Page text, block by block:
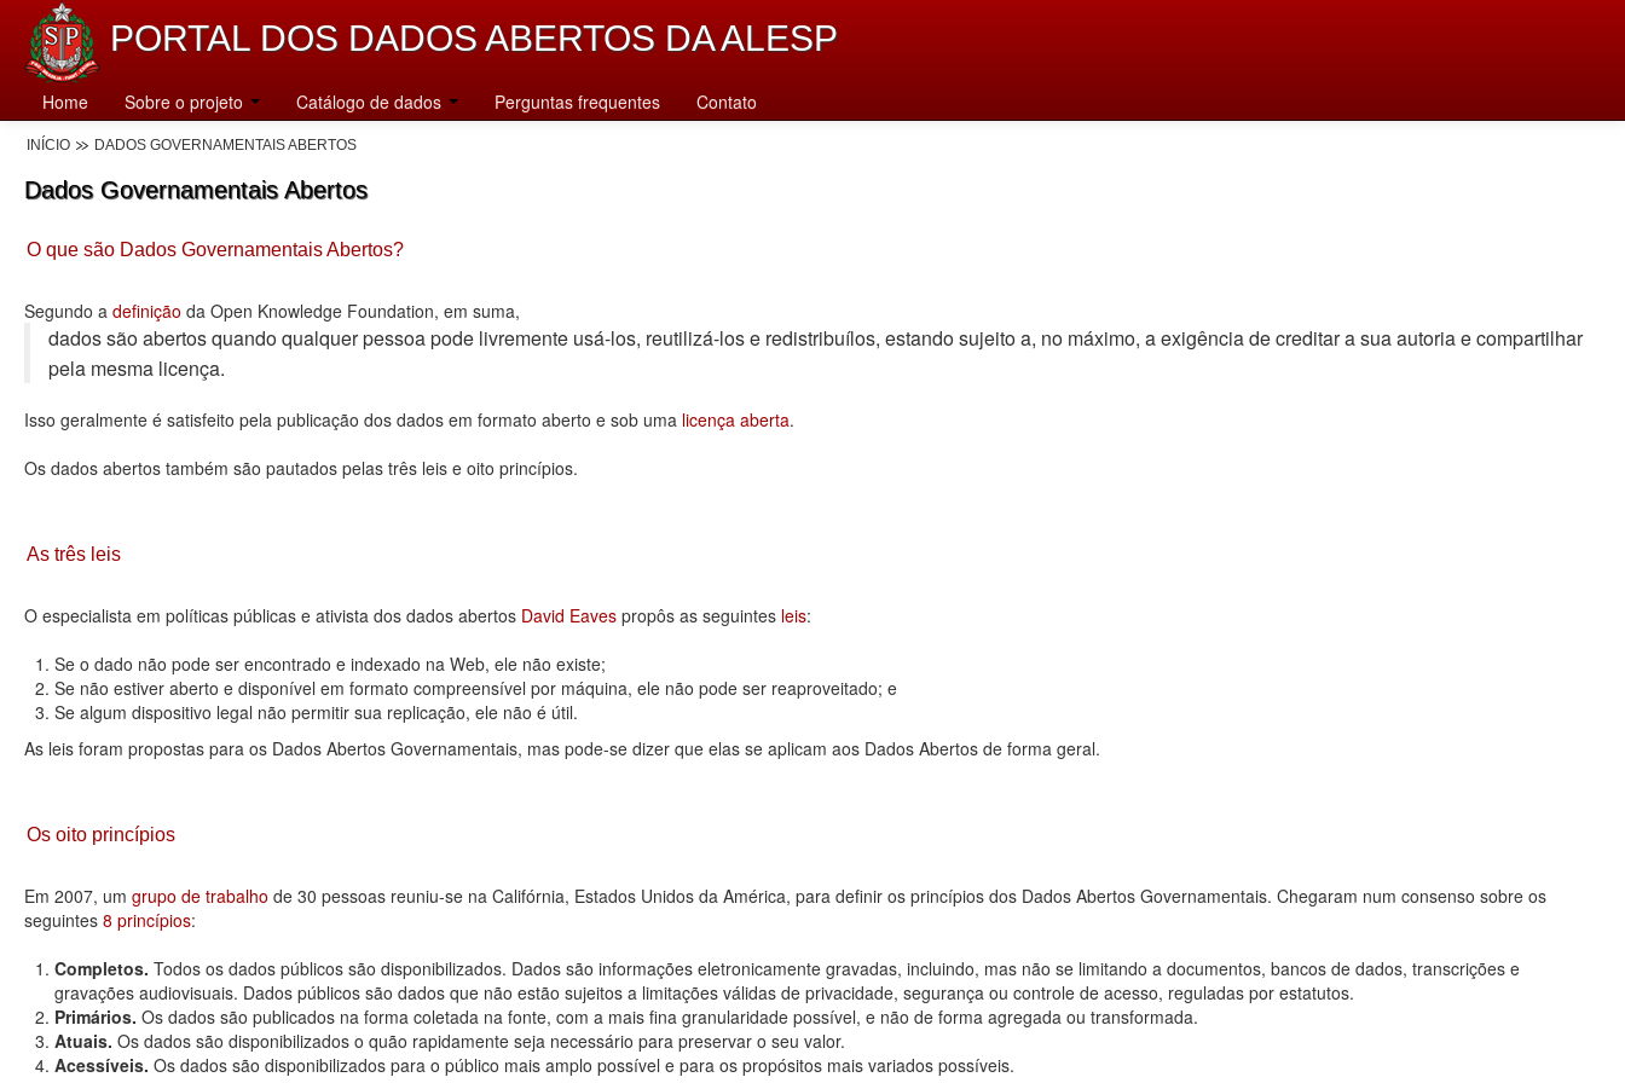
PORTAL DOS DADOS ABERTOS DA ALESP
Home Sobre o projeto Catálogo de dados Perguntas frequentes Contato
INÍCIO DADOS GOVERNAMENTAIS ABERTOS
Dados Governamentais Abertos
O que são Dados Governamentais Abertos?
Segundo a definição da Open Knowledge Foundation, em suma,
dados são abertos quando qualquer pessoa pode livremente usá-los, reutilizá-los e redistribuí­los, estando sujeito a, no máximo, a exigência de creditar a sua autoria e compartilhar
pela mesma licença.
Isso geralmente é satisfeito pela publicação dos dados em formato aberto e sob uma licença aberta.
Os dados abertos também são pautados pelas três leis e oito princípios.
As três leis
O especialista em políticas públicas e ativista dos dados abertos David Eaves propôs as seguintes leis:
Se o dado não pode ser encontrado e indexado na Web, ele não existe;
Se não estiver aberto e disponível em formato compreensível por máquina, ele não pode ser reaproveitado; e
Se algum dispositivo legal não permitir sua replicação, ele não é útil.
As leis foram propostas para os Dados Abertos Governamentais, mas pode-se dizer que elas se aplicam aos Dados Abertos de forma geral.
Os oito princípios
Em 2007, um grupo de trabalho de 30 pessoas reuniu-se na Califórnia, Estados Unidos da América, para definir os princípios dos Dados Abertos Governamentais. Chegaram num consenso sobre os
seguintes 8 princípios:
Completos. Todos os dados públicos são disponibilizados. Dados são informações eletronicamente gravadas, incluindo, mas não se limitando a documentos, bancos de dados, transcrições e
gravações audiovisuais. Dados públicos são dados que não estão sujeitos a limitações válidas de privacidade, segurança ou controle de acesso, reguladas por estatutos.
Primários. Os dados são publicados na forma coletada na fonte, com a mais fina granularidade possível, e não de forma agregada ou transformada.
Atuais. Os dados são disponibilizados o quão rapidamente seja necessário para preservar o seu valor.
Acessíveis. Os dados são disponibilizados para o público mais amplo possível e para os propósitos mais variados possíveis.